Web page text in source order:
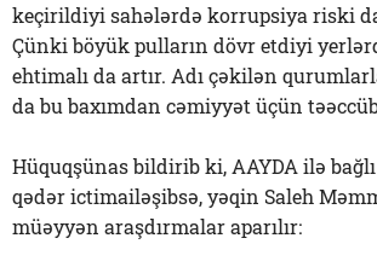
keçirildiyi sahələrdə korrupsiya riski
Çünki böyük pulların dövr etdiyi
ehtimalı da artır. Adı çəkilən
da bu baxımdan cəmiyyət üçün
Hüquqşünas bildirib ki, AAYDA ilə
qədər ictimailəşibsə, yəqin Saleh
müəyyən araşdırmalar aparılır: